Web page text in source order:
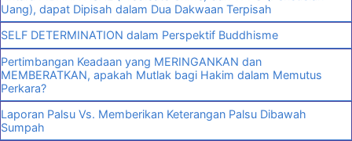
Uang), dapat Dipisah dalam Dua Dakwaan Terpisah
SELF DETERMINATION dalam Perspektif Buddhisme
Pertimbangan Keadaan yang MERINGANKAN dan
MEMBERATKAN, apakah Mutlak bagi Hakim dalam Memutus
Perkara?
Laporan Palsu Vs. Memberikan Keterangan Palsu Dibawah
Sumpah